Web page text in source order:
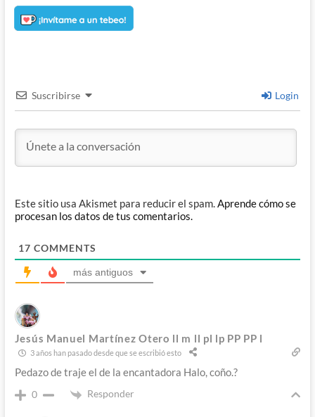
Suscribirse Login
Este sitio usa Akismet para reducir el spam.Aprende cómo se
procesan los datos de tus comentarios.
17 COMMENTS
más antiguos
Jesús Manuel Martínez Otero ll m ll pl lp PP PP l
3 años han pasado desde que se escribió esto
Pedazo de traje el de la encantadora Halo, coño.?
0 Responder